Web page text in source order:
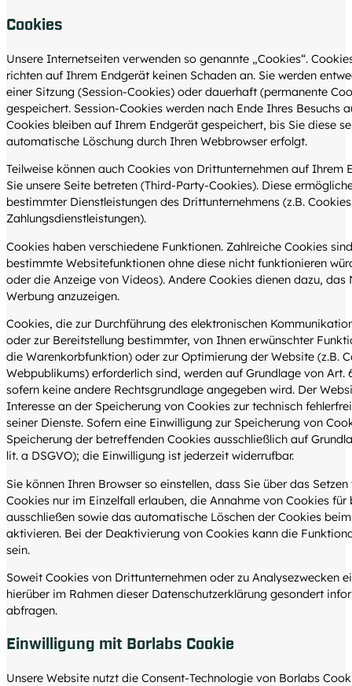
Cookies
Unsere Internetseiten verwenden so genannte „Cookies“.
richten auf Ihrem Endgerät keinen Schaden an. Sie werden
einer Sitzung (Session-Cookies) oder dauerhaft (permanente
gespeichert. Session-Cookies werden nach Ende Ihres Besuchs
Cookies bleiben auf Ihrem Endgerät gespeichert, bis Sie diese
automatische Löschung durch Ihren Webbrowser erfolgt.
Teilweise können auch Cookies von Drittunternehmen auf Ihrem
Sie unsere Seite betreten (Third-Party-Cookies). Diese
bestimmter Dienstleistungen des Drittunternehmens (z.B.
Zahlungsdienstleistungen).
Cookies haben verschiedene Funktionen. Zahlreiche Cookies
bestimmte Websitefunktionen ohne diese nicht funktionieren
oder die Anzeige von Videos). Andere Cookies dienen dazu, das
Werbung anzuzeigen.
Cookies, die zur Durchführung des elektronischen
oder zur Bereitstellung bestimmter, von Ihnen erwünschter
die Warenkorbfunktion) oder zur Optimierung der Website (z.B.
Webpublikums) erforderlich sind, werden auf Grundlage von Art.
sofern keine andere Rechtsgrundlage angegeben wird. Der
Interesse an der Speicherung von Cookies zur technisch
seiner Dienste. Sofern eine Einwilligung zur Speicherung von
Speicherung der betreffenden Cookies ausschließlich auf
lit. a DSGVO); die Einwilligung ist jederzeit widerrufbar.
Sie können Ihren Browser so einstellen, dass Sie über das
Cookies nur im Einzelfall erlauben, die Annahme von Cookies
ausschließen sowie das automatische Löschen der Cookies
aktivieren. Bei der Deaktivierung von Cookies kann die
sein.
Soweit Cookies von Drittunternehmen oder zu Analysezwecken
hierüber im Rahmen dieser Datenschutzerklärung gesondert
abfragen.
Einwilligung mit Borlabs Cookie
Unsere Website nutzt die Consent-Technologie von Borlabs